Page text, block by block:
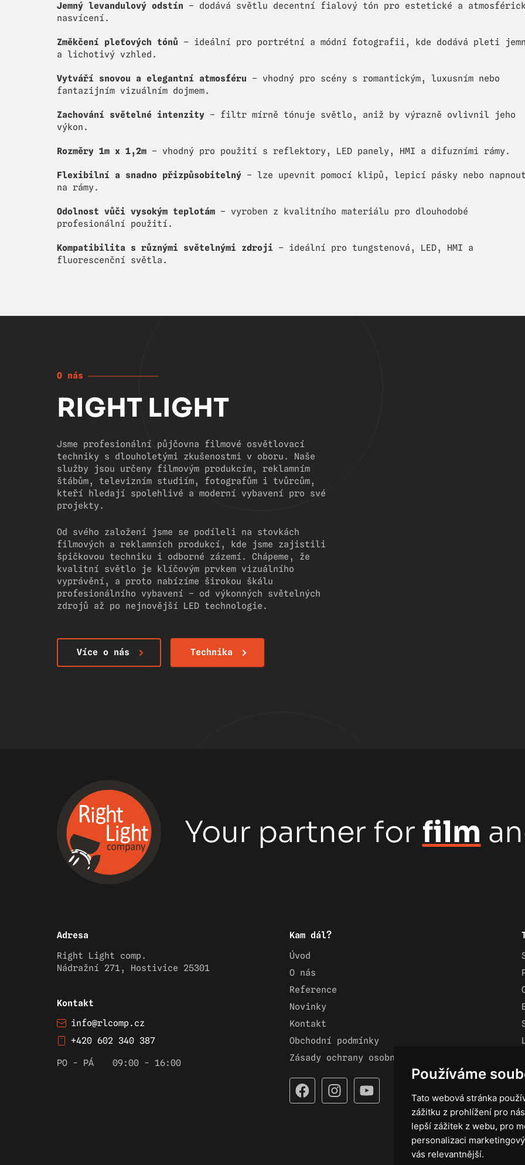
Používáme
Tato webová stránka
zážitku z prohlížení pro
lepší zážitek z webu, pro
personalizaci
vás relevantnější.
Jemný levandulový odstín – dodává světlu decentní fialový tón pro estetické a
nasvícení.
Změkčení pleťových tónů – ideální pro portrétní a módní fotografii, kde dodává pleti
a lichotivý vzhled.
Vytváří snovou a elegantní atmosféru – vhodný pro scény s romantickým, luxusním nebo
fantazijním vizuálním dojmem.
Zachování světelné intenzity – filtr mírně tónuje světlo, aniž by výrazně ovlivnil jeho
výkon.
Rozměry 1m x 1,2m – vhodný pro použití s reflektory, LED panely, HMI a difuzními rámy.
Flexibilní a snadno přizpůsobitelný – lze upevnit pomocí klipů, lepicí pásky nebo
na rámy.
Odolnost vůči vysokým teplotám – vyroben z kvalitního materiálu pro dlouhodobé
profesionální použití.
Kompatibilita s různými světelnými zdroji – ideální pro tungstenová, LED, HMI a
fluorescenční světla.
O nás
RIGHT LIGHT
Jsme profesionální půjčovna filmové osvětlovací
techniky s dlouholetými zkušenostmi v oboru. Naše
služby jsou určeny filmovým produkcím, reklamním
štábům, televizním studiím, fotografům i tvůrcům,
kteří hledají spolehlivé a moderní vybavení pro své
projekty.
Od svého založení jsme se podíleli na stovkách
filmových a reklamních produkcí, kde jsme zajistili
špičkovou techniku i odborné zázemí. Chápeme, že
kvalitní světlo je klíčovým prvkem vizuálního
vyprávění, a proto nabízíme širokou škálu
profesionálního vybavení – od výkonných světelných
zdrojů až po nejnovější LED technologie.
Více o nás Technika
Your partner for film
Adresa
Right Light comp.
Nádražní 271, Hostivice 25301
Kontakt
info@rlcomp.cz
+420 602 340 387
PO - PÁ 09:00 - 16:00
Kam dál?
Úvod
O nás
Reference
Novinky
Kontakt
Obchodní podmínky
Zásady ochrany osobních údajů